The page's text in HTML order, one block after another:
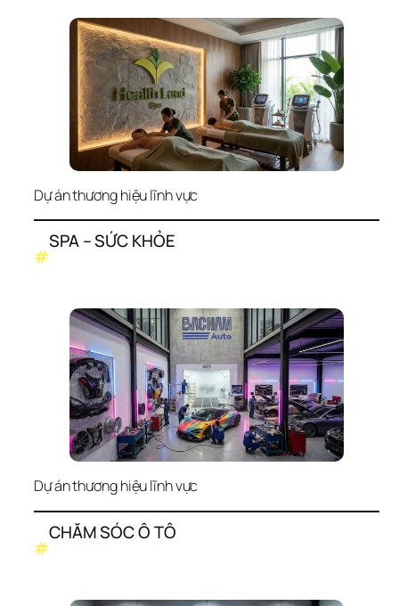
Dự án thương hiệu lĩnh vực
#
SPA – SỨC KHỎE
Dự án thương hiệu lĩnh vực
#
CHĂM SÓC Ô TÔ